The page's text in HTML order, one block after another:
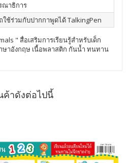
ณาธิการ
ใช้ร่วมกับปากกาพูดได้ TalkingPen
" สื่อเสริมการเรียนรู้สำหรับเด็ก
ษาอังกฤษ เนื้อพลาสติก กันน้ำ ทนทาน
าดังต่อไปนี้